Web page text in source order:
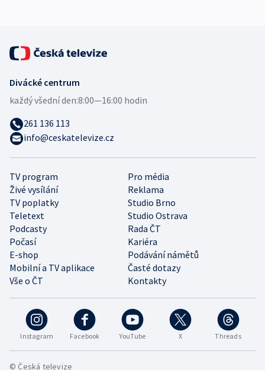
Instagram Facebook YouTube X Threads
TV program
Pro média
Živé vysílání
Reklama
TV poplatky
Studio Brno
Teletext
Studio Ostrava
Podcasty
Rada ČT
Počasí
Kariéra
E-shop
Podávání námětů
Mobilní a TV aplikace
Časté dotazy
Vše o ČT
Kontakty
Divácké centrum
každý všední den:8:00—16:00 hodin
261 136 113
info@ceskatelevize.cz
© Česká televize